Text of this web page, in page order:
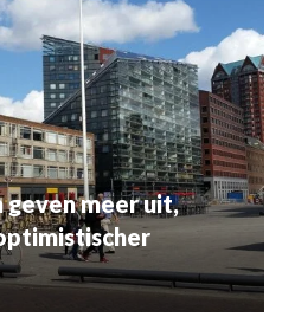
geven meer uit,